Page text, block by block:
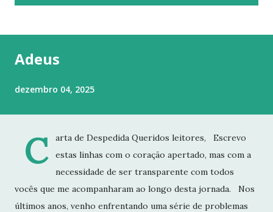
Adeus
dezembro 04, 2025
C
arta de Despedida Queridos leitores, Escrevo
estas linhas com o coração apertado, mas com a
necessidade de ser transparente com todos
vocês que me acompanharam ao longo desta jornada. Nos
últimos anos, venho enfrentando uma série de problemas